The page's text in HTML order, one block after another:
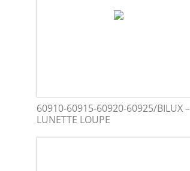
60910-60915-60920-60925/BILUX –
LUNETTE LOUPE